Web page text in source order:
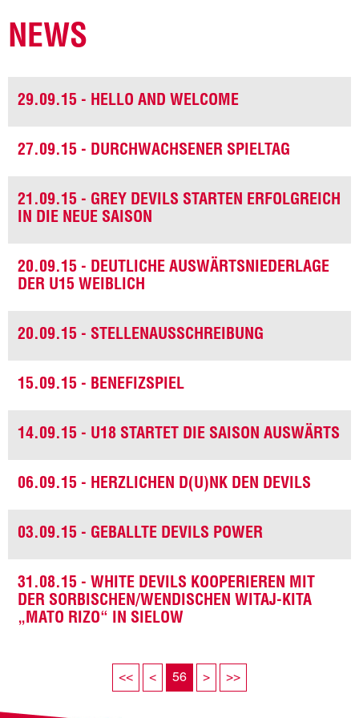
NEWS
29.09.15 - HELLO AND WELCOME
27.09.15 - DURCHWACHSENER SPIELTAG
21.09.15 - GREY DEVILS STARTEN ERFOLGREICH
IN DIE NEUE SAISON
20.09.15 - DEUTLICHE AUSWÄRTSNIEDERLAGE
DER U15 WEIBLICH
20.09.15 - STELLENAUSSCHREIBUNG
15.09.15 - BENEFIZSPIEL
14.09.15 - U18 STARTET DIE SAISON AUSWÄRTS
06.09.15 - HERZLICHEN D(U)NK DEN DEVILS
03.09.15 - GEBALLTE DEVILS POWER
31.08.15 - WHITE DEVILS KOOPERIEREN MIT
DER SORBISCHEN/WENDISCHEN WITAJ-KITA
„MATO RIZO“ IN SIELOW
<< < 56 > >>